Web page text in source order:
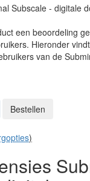
Subscale - digitale
een beoordeling
Hieronder
van de
Bestellen
)